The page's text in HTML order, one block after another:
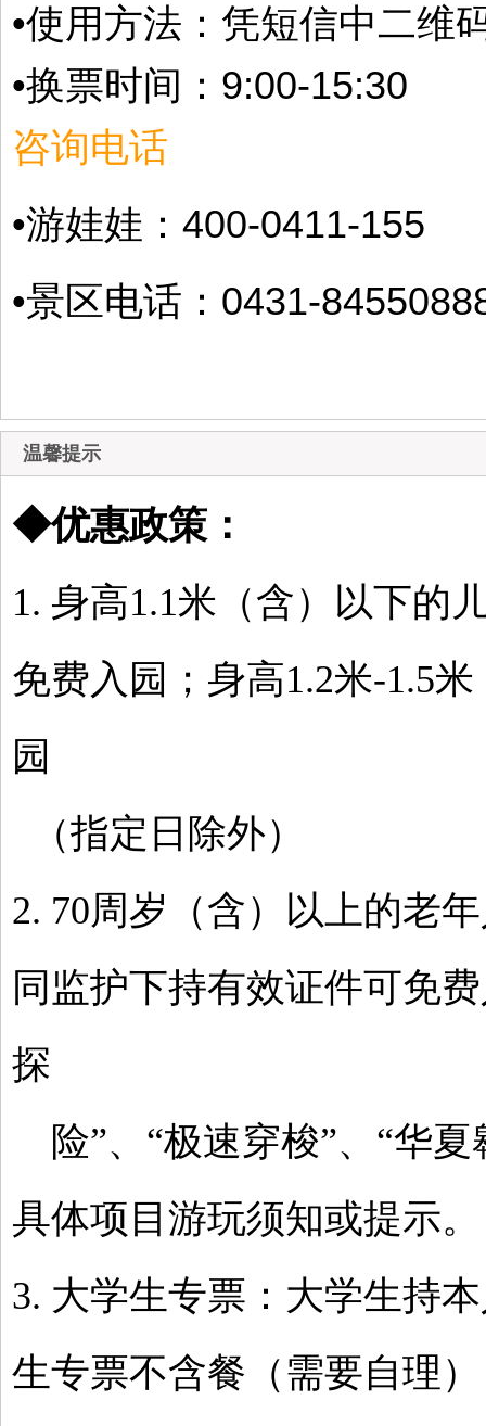
•使用方法： 凭短信中二维
•换票时间： 9:00-15:30
咨询电话
•游娃娃：400-0411-155
•景区电话：0431-
温馨提示
◆优惠政策：
1. 身高1.1米（含）以下的
免费入园；身高1.2米-1.5
园
（指定日除外）
2. 70周岁（含）以上的老
同监护下持有效证件可免
探
险”、“极速穿梭”、“华
具体项目游玩须知或提示。
3. 大学生专票：大学生持
生专票不含餐（需要自理